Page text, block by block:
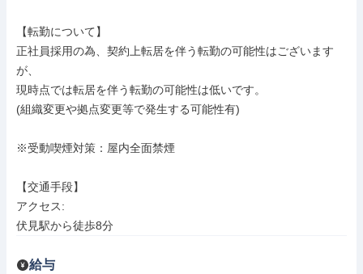
【転勤について】
正社員採用の為、契約上転居を伴う転勤の可能性はございます
が、
現時点では転居を伴う転勤の可能性は低いです。
(組織変更や拠点変更等で発生する可能性有)
※受動喫煙対策：屋内全面禁煙
【交通手段】
アクセス:
伏見駅から徒歩8分
給与